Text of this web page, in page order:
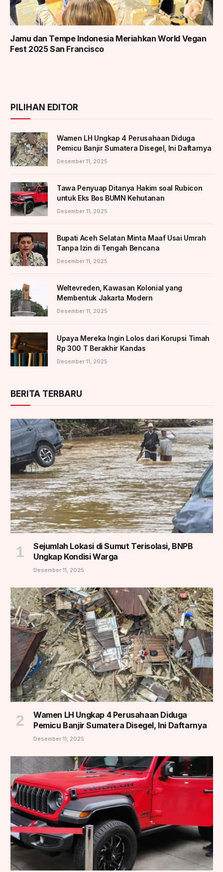
Jamu dan Tempe Indonesia Meriahkan World Vegan
Fest 2025 San Francisco
PILIHAN EDITOR
Wamen LH Ungkap 4 Perusahaan Diduga
Pemicu Banjir Sumatera Disegel, Ini Daftarnya
Desember 11, 2025
Tawa Penyuap Ditanya Hakim soal Rubicon
untuk Eks Bos BUMN Kehutanan
Desember 11, 2025
Bupati Aceh Selatan Minta Maaf Usai Umrah
Tanpa Izin di Tengah Bencana
Desember 11, 2025
Weltevreden, Kawasan Kolonial yang
Membentuk Jakarta Modern
Desember 11, 2025
Upaya Mereka Ingin Lolos dari Korupsi Timah
Rp 300 T Berakhir Kandas
Desember 11, 2025
BERITA TERBARU
Sejumlah Lokasi di Sumut Terisolasi, BNPB
Ungkap Kondisi Warga
Desember 11, 2025
Wamen LH Ungkap 4 Perusahaan Diduga
Pemicu Banjir Sumatera Disegel, Ini Daftarnya
Desember 11, 2025